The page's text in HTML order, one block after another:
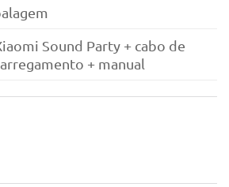
Sound Party + cabo de
+ manual